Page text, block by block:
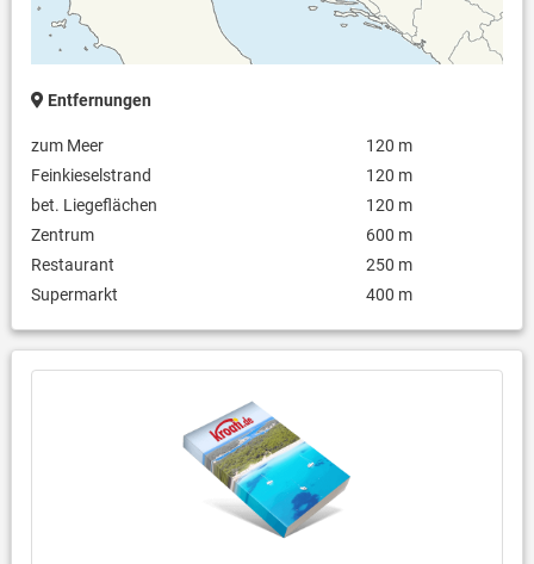
Entfernungen
zum Meer
120 m
Feinkieselstrand
120 m
bet. Liegeflächen
120 m
Zentrum
600 m
Restaurant
250 m
Supermarkt
400 m